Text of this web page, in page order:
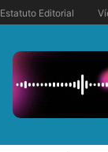
Estatuto Editorial